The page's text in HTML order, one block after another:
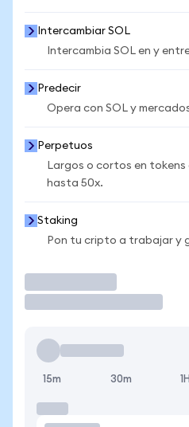
Intercambiar SOL
Intercambia SOL en y
Predecir
Opera con SOL y
Perpetuos
Largos o cortos en
hasta 50x.
Staking
Pon tu cripto a trabajar y
15m 30m 1H